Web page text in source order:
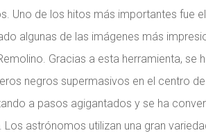
Uno de los hitos más importantes fue
algunas de las imágenes más
Gracias a esta herramienta, se
negros supermasivos en el centro
a pasos agigantados y se ha
astrónomos utilizan una gran